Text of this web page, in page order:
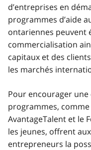
d’entreprises en
programmes d’aide
ontariennes peuvent
commercialisation
capitaux et des
les marchés
Pour encourager
programmes,
AvantageTalent et le
les jeunes, offrent
entrepreneurs la